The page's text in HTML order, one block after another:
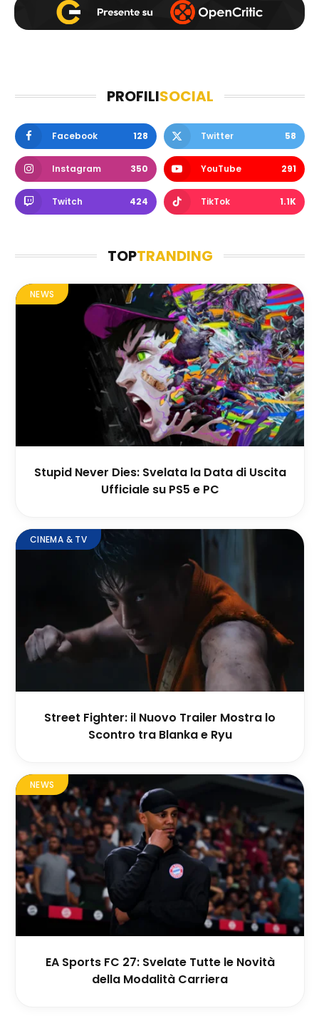
PROFILISOCIAL
Facebook 128 Twitter 58
Instagram 350 YouTube 291
Twitch 424 TikTok 1.1K
TOPTRANDING
NEWS
Stupid Never Dies: Svelata la Data di Uscita
Ufficiale su PS5 e PC
CINEMA & TV
Street Fighter: il Nuovo Trailer Mostra lo
Scontro tra Blanka e Ryu
NEWS
EA Sports FC 27: Svelate Tutte le Novità
della Modalità Carriera